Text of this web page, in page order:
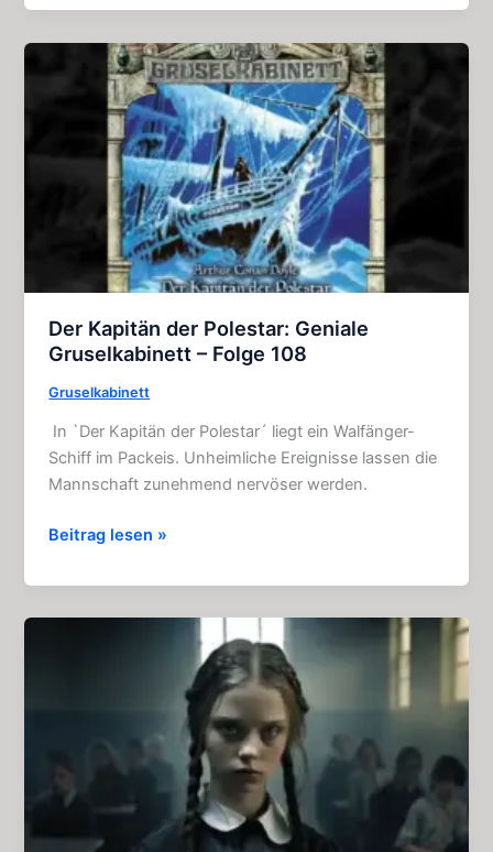
Wolf
von
Kostopchin:
Gruselkabinett
Der Kapitän der Polestar: Geniale
Gruselkabinett – Folge 108
Gruselkabinett
In `Der Kapitän der Polestar´ liegt ein Walfänger-
Schiff im Packeis. Unheimliche Ereignisse lassen die
Mannschaft zunehmend nervöser werden.
Der
der
Polestar:
Beitrag lesen »